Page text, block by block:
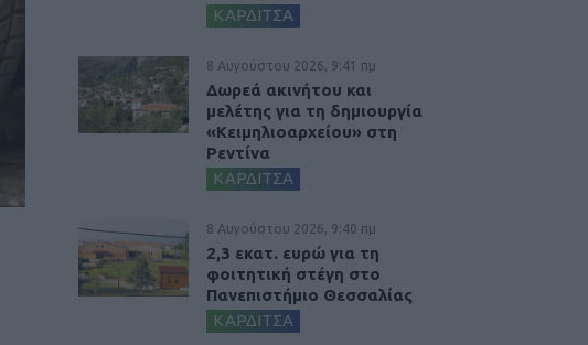
ΚΑΡΔΙΤΣΑ
8 Αυγούστου 2026, 9:41 πμ
Δωρεά ακινήτου και
μελέτης για τη δημιουργία
«Κειμηλιοαρχείου» στη
Ρεντίνα
ΚΑΡΔΙΤΣΑ
8 Αυγούστου 2026, 9:40 πμ
2,3 εκατ. ευρώ για τη
φοιτητική στέγη στο
Πανεπιστήμιο Θεσσαλίας
ΚΑΡΔΙΤΣΑ